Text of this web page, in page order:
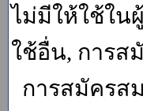
ไม่มีให้ใช้ใน
ใช้อื่น, การส
การสมัครส